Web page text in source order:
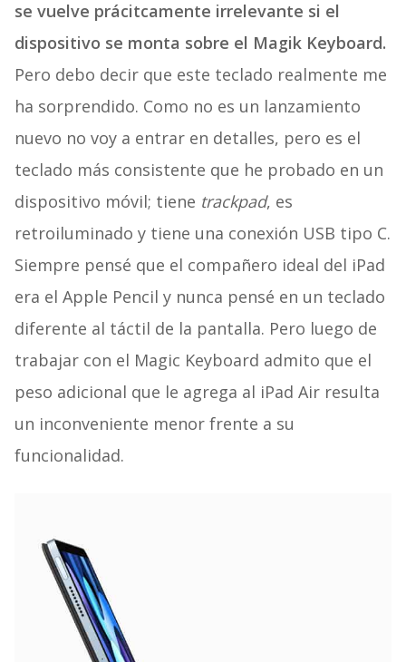
se vuelve prácitcamente irrelevante si el
dispositivo se monta sobre el Magik Keyboard.
Pero debo decir que este teclado realmente me
ha sorprendido. Como no es un lanzamiento
nuevo no voy a entrar en detalles, pero es el
teclado más consistente que he probado en un
dispositivo móvil; tiene trackpad, es
retroiluminado y tiene una conexión USB tipo C.
Siempre pensé que el compañero ideal del iPad
era el Apple Pencil y nunca pensé en un teclado
diferente al táctil de la pantalla. Pero luego de
trabajar con el Magic Keyboard admito que el
peso adicional que le agrega al iPad Air resulta
un inconveniente menor frente a su
funcionalidad.